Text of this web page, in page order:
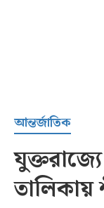
সর্বশেষ
আন্তর্জাতিক
তালিকায়